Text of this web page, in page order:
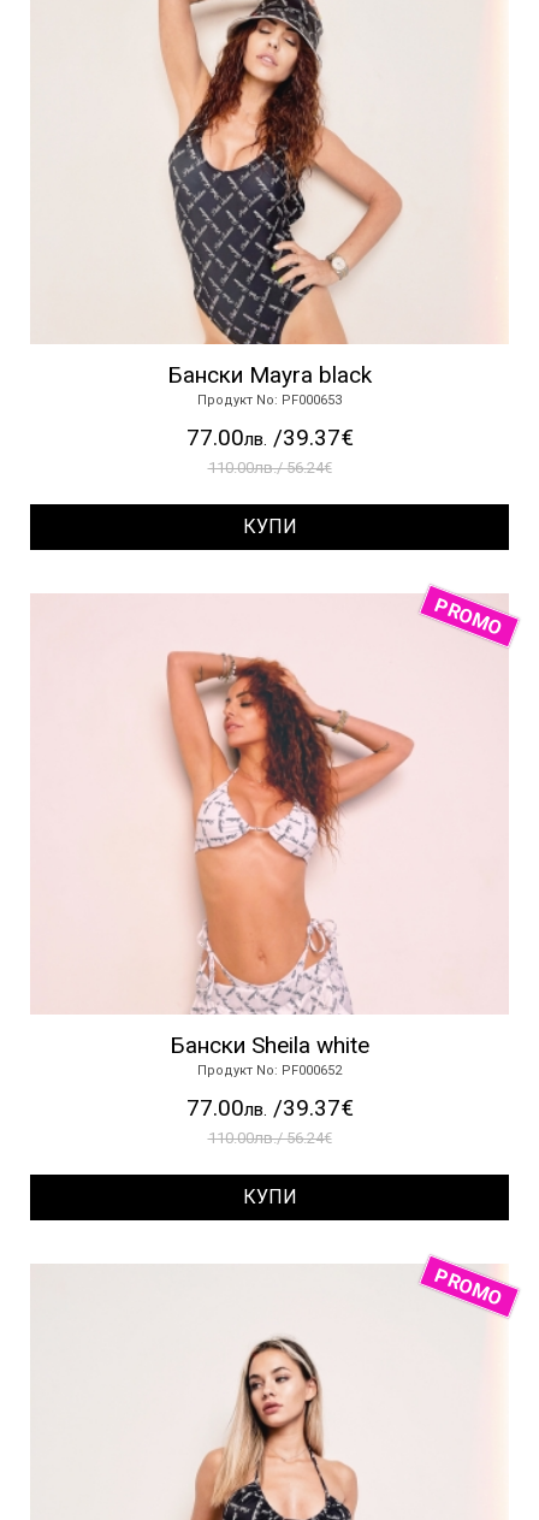
Бански Mayra black
Продукт No: PF000653
77.00лв. /39.37€
110.00лв./ 56.24€
КУПИ
PROMO
Бански Sheila white
Продукт No: PF000652
77.00лв. /39.37€
110.00лв./ 56.24€
КУПИ
PROMO